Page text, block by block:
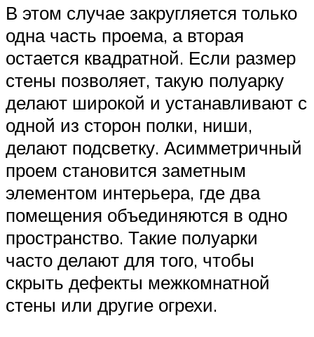
В этом случае закругляется только
одна часть проема, а вторая
остается квадратной. Если размер
стены позволяет, такую полуарку
делают широкой и устанавливают с
одной из сторон полки, ниши,
делают подсветку. Асимметричный
проем становится заметным
элементом интерьера, где два
помещения объединяются в одно
пространство. Такие полуарки
часто делают для того, чтобы
скрыть дефекты межкомнатной
стены или другие огрехи.